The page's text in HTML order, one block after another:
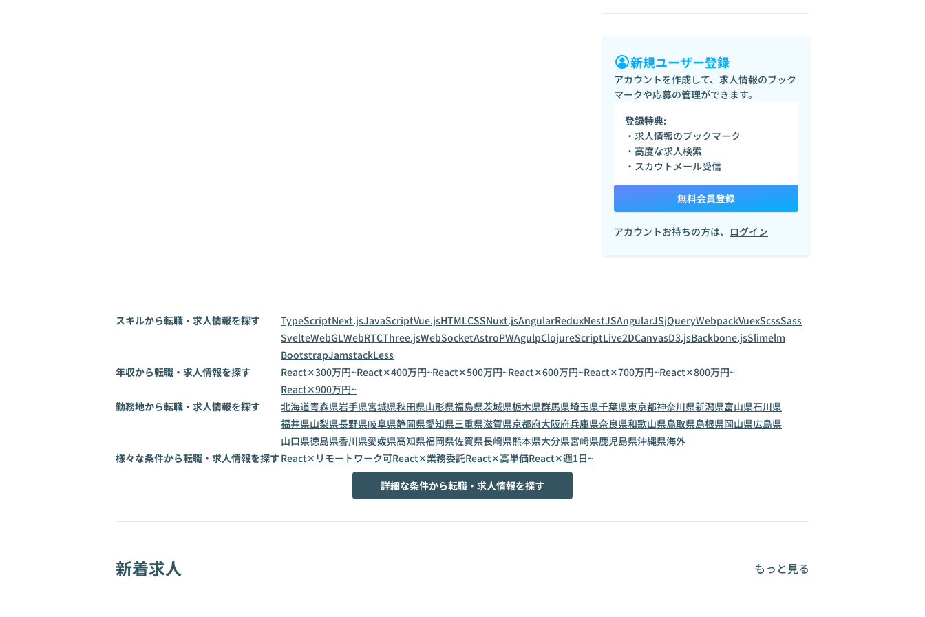
新規ユーザー登録
アカウントを作成して、求人情報のブック
マークや応募の管理ができます。
登録特典:
・求人情報のブックマーク
・高度な求人検索
・スカウトメール受信
無料会員登録
アカウントお持ちの方は、 ログイン
スキルから転職・求人情報を探す TypeScriptNext.jsJavaScriptVue.jsHTMLCSSNuxt.jsAngularReduxNestJSAngularJSjQueryWebpackVuexScssSass
SvelteWebGLWebRTCThree.jsWebSocketAstroPWAgulpClojureScriptLive2DCanvasD3.jsBackbone.jsSlimelm
BootstrapJamstackLess
年収から転職・求人情報を探す
React✕300万円~React✕400万円~React✕500万円~React✕600万円~React✕700万円~React✕800万円~
React✕900万円~
勤務地から転職・求人情報を探す
北海道青森県岩手県宮城県秋田県山形県福島県茨城県栃木県群馬県埼玉県千葉県東京都神奈川県新潟県富山県石川県
福井県山梨県長野県岐阜県静岡県愛知県三重県滋賀県京都府大阪府兵庫県奈良県和歌山県鳥取県島根県岡山県広島県
山口県徳島県香川県愛媛県高知県福岡県佐賀県長崎県熊本県大分県宮崎県鹿児島県沖縄県海外
様々な条件から転職・求人情報を探す React✕リモートワーク可React✕業務委託React✕高単価React✕週1日~
詳細な条件から転職・求人情報を探す
新着求人 もっと見る